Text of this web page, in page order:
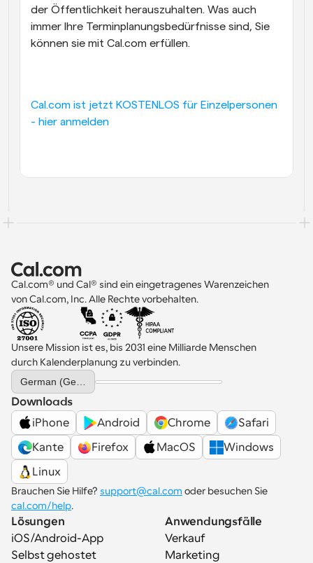
der Öffentlichkeit herauszuhalten. Was auch
immer Ihre Terminplanungsbedürfnisse sind, Sie
können sie mit Cal.com erfüllen.
Cal.com ist jetzt KOSTENLOS für Einzelpersonen
- hier anmelden
Cal.com® und Cal® sind ein eingetragenes Warenzeichen
von Cal.com, Inc. Alle Rechte vorbehalten.
Unsere Mission ist es, bis 2031 eine Milliarde Menschen
durch Kalenderplanung zu verbinden.
Select Language
Downloads
iPhone
Android Chrome
Safari
Kante
Firefox MacOS
Windows
Linux
Brauchen Sie Hilfe? support@cal.com
cal.com/help.
Lösungen
iOS/Android-App
Selbst gehostet
Anwendungsfälle
Verkauf
Marketing